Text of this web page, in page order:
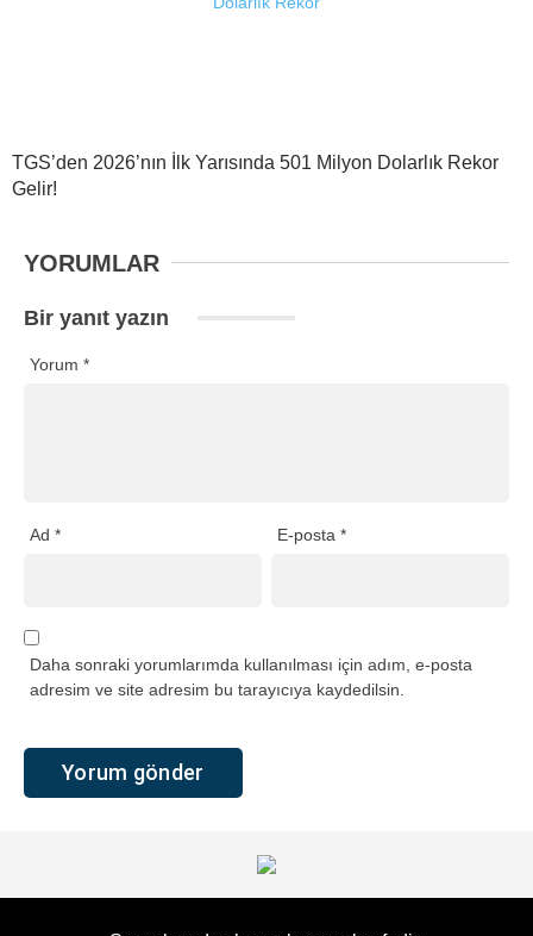
TGS’den 2026’nın İlk Yarısında 501 Milyon Dolarlık Rekor
Gelir!
YORUMLAR
Bir yanıt yazın
Yorum *
Ad * E-posta*
Daha sonraki yorumlarımda kullanılması için adım, e-posta
adresim ve site adresim bu tarayıcıya kaydedilsin.